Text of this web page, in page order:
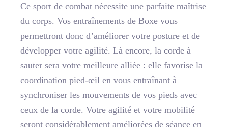
Ce sport de combat nécessite une parfaite maîtrise
du corps. Vos entraînements de Boxe vous
permettront donc d’améliorer votre posture et de
développer votre agilité. Là encore, la corde à
sauter sera votre meilleure alliée : elle favorise la
coordination pied-œil en vous entraînant à
synchroniser les mouvements de vos pieds avec
ceux de la corde. Votre agilité et votre mobilité
seront considérablement améliorées de séance en